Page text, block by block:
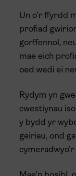
Un o’r ffyrdd
profiad
gorffennol,
mae eich
oed wedi ei
Rydym yn
cwestiynau
y bydd yr
geiriau, ond